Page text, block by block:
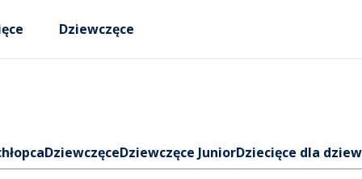
Dziewczęce
DziewczęceDziewczęce JuniorDziecięce dla